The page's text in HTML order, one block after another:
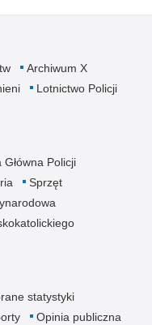
Archiwum X
Lotnictwo Policji
Główna Policji
Sprzęt
statystyki
Opinia publiczna